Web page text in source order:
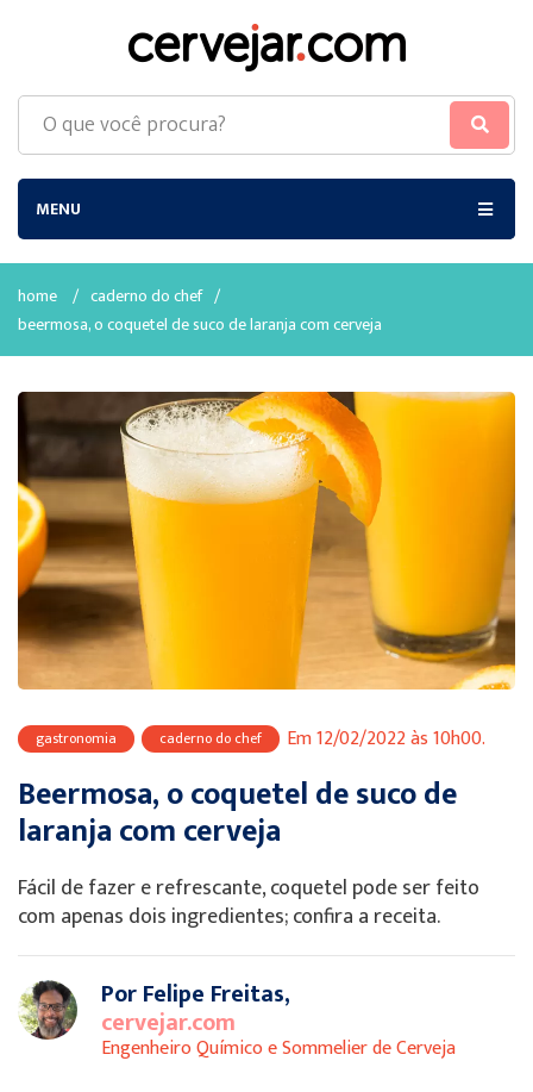
MENU
home / caderno do chef /
beermosa, o coquetel de suco de laranja com cerveja
gastronomia caderno do chef Em 12/02/2022 às 10h00.
Beermosa, o coquetel de suco de
laranja com cerveja
Fácil de fazer e refrescante, coquetel pode ser feito
com apenas dois ingredientes; confira a receita.
Por Felipe Freitas,
cervejar.com
Engenheiro Químico e Sommelier de Cerveja